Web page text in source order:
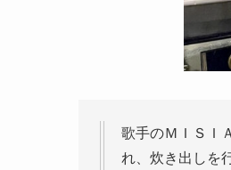
歌手のＭＩＳＩ
れ、炊き出しを